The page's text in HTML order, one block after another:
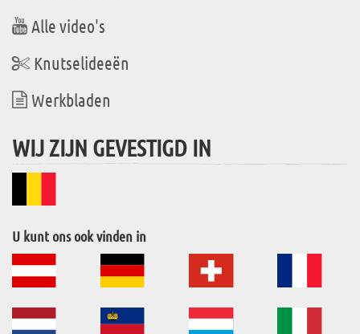
Alle video's
Knutselideeën
Werkbladen
WIJ ZIJN GEVESTIGD IN
U kunt ons ook vinden in